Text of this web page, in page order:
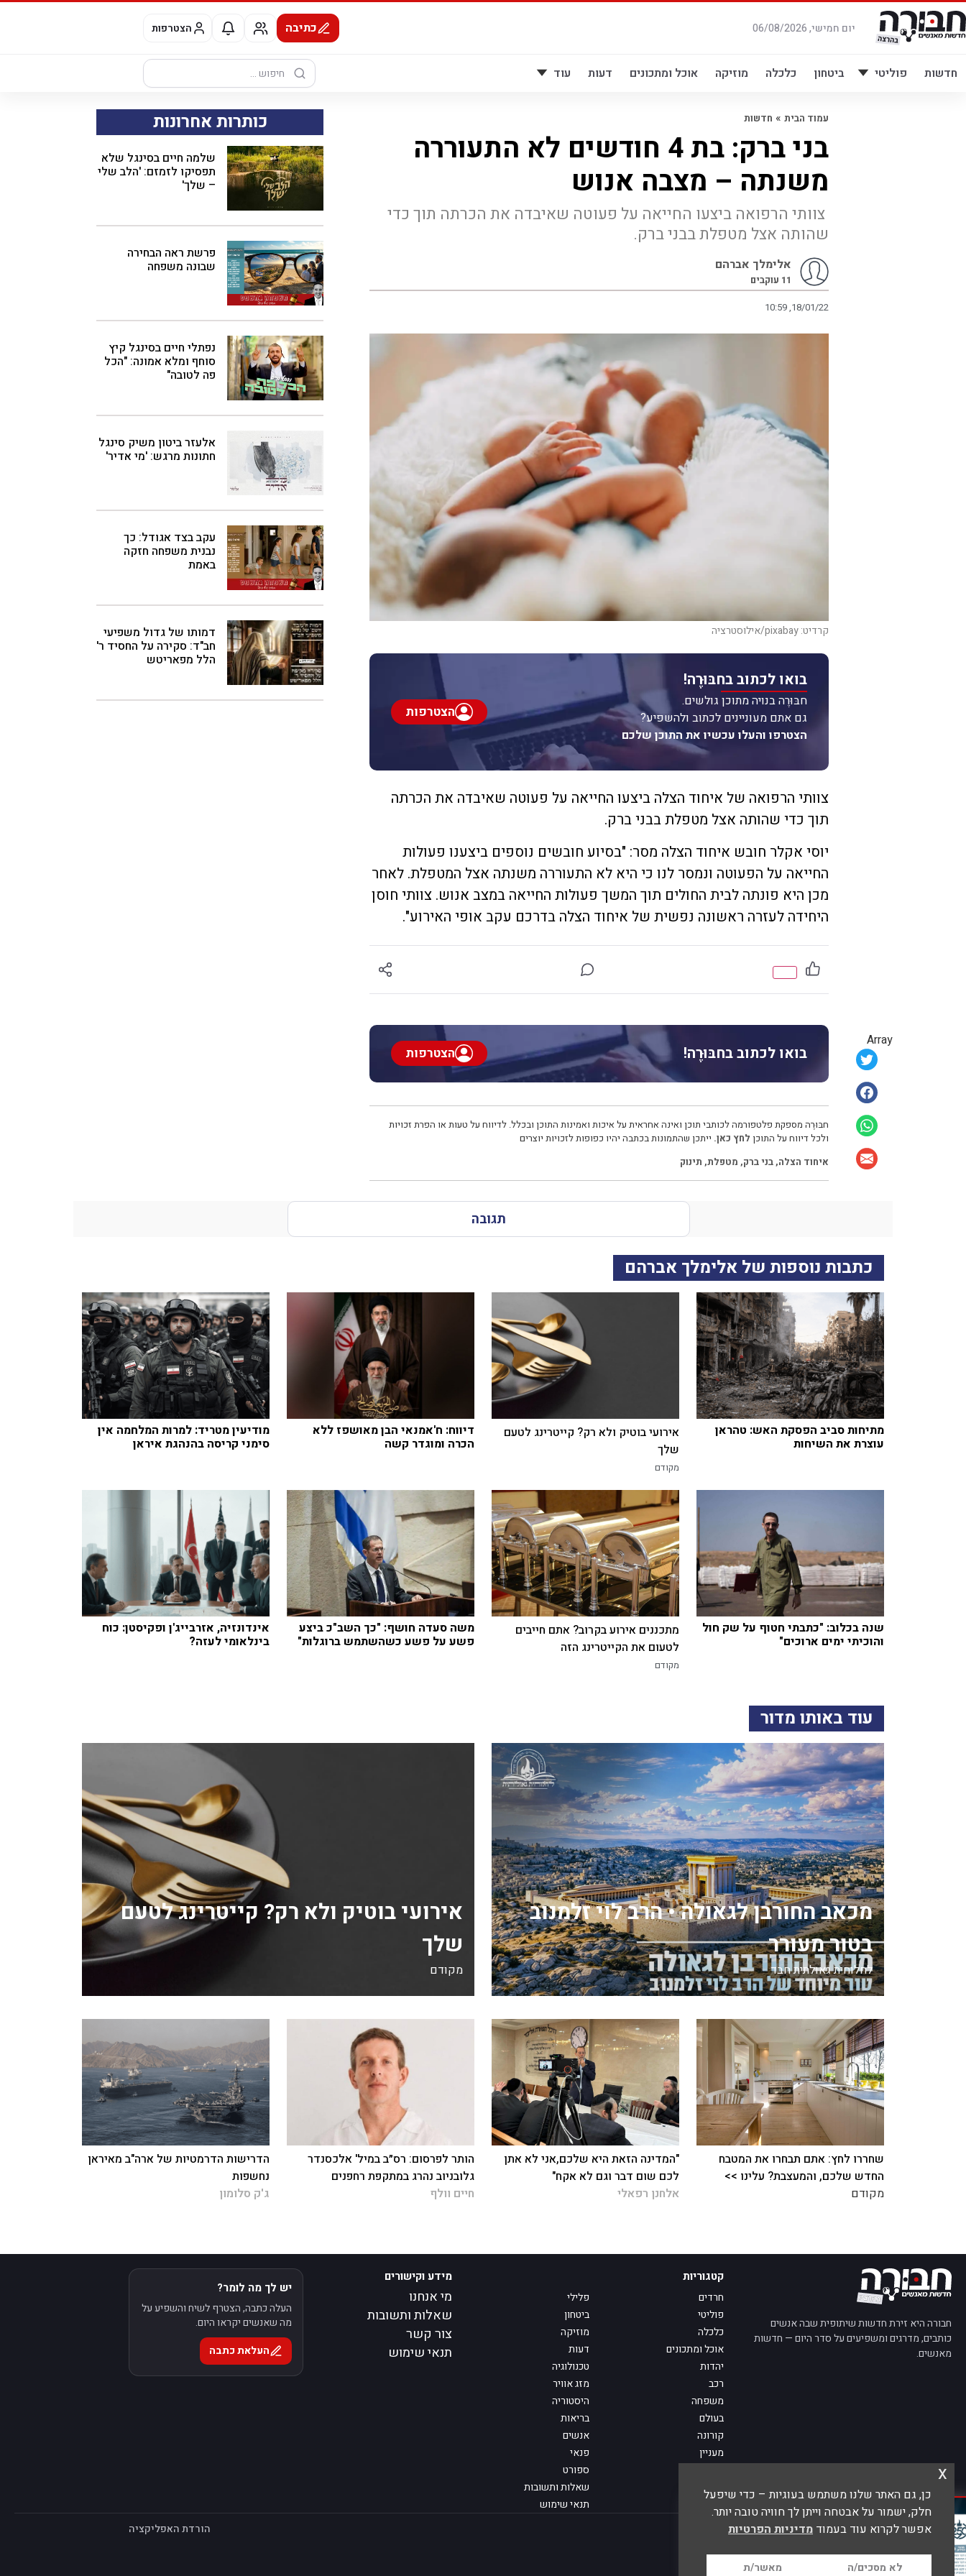
דלג
לתוכן
יום חמישי, 06/08/2026 כתיבה הצטרפות
חדשות פוליטי ביטחון כלכלה מוזיקה אוכל ומתכונים דעות עוד
חיפוש:
Array
עמוד הבית » חדשות
בני ברק: בת 4 חודשים לא התעוררה
משנתה – מצבה אנוש
צוותי הרפואה ביצעו החייאה על פעוטה שאיבדה את הכרתה תוך כדי
שהותה אצל מטפלת בבני ברק.
אלימלך אברהם
11 עוקבים
10:59 ,18/01/22
קרדיט: pixabay/אילוסטרציה
בואו לכתוב בחבּוּרֶה!
חבּוּרֶה בנויה מתוכן גולשים.
גם אתם מעוניינים לכתוב ולהשפיע?
הצטרפו והעלו עכשיו את התוכן שלכם
הצטרפות
צוותי הרפואה של איחוד הצלה ביצעו החייאה על פעוטה שאיבדה את הכרתה
תוך כדי שהותה אצל מטפלת בבני ברק.
יוסי אקלר חובש איחוד הצלה מסר: "בסיוע חובשים נוספים ביצענו פעולות
החייאה על הפעוטה ונמסר לנו כי היא לא התעוררה משנתה אצל המטפלת. לאחר
מכן היא פונתה לבית החולים תוך המשך פעולות החייאה במצב אנוש. צוותי חוסן
היחידה לעזרה ראשונה נפשית של איחוד הצלה בדרכם עקב אופי האירוע".
כן, גם האתר שלנו משתמש בעוגיות – כדי שיפעל
חלק, ישמור על אבטחה וייתן לך חוויה טובה יותר.
אפשר לקרוא עוד בעמוד מדיניות הפרטיות
לא מסכים/ה מאשר/ת
x
בואו לכתוב בחבּוּרֶה! הצטרפות
חבּוּרֶה מספקת פלטפורמה לכותבי תוכן ואינה אחראית על איכות ואמינות התוכן ובכלל. לדיווח על טעות או הפרת זכויות
ולכל דיווח על התוכן לחץ כאן. ייתכן שהתמונות בכתבה יהיו כפופות לזכויות יוצרים
איחוד הצלה,בני ברק, מטפלת, תינוק
כותרות אחרונות
שלמה חיים בסינגל שלא
תפסיקו לזמזם: 'הלב שלי
– שלך'
פרשת ראה הבחירה
שבונה משפחה
נפתלי חיים בסינגל קיץ
סוחף ומלא אמונה: "הכל
פה לטובה"
אלעזר ביטון משיק סינגל
חתונות מרגש: 'מי אדיר'
עקב בצד אגודל: כך
נבנית משפחה חזקה
באמת
דמותו של גדול משפיעי
חב"ד: סקירה על החסיד ר'
הלל מפאריטש
תגובה
כתבות נוספות של אלימלך אברהם
מתיחות סביב הפסקת האש: טהראן
עוצרת את השיחות
אירועי בוטיק ולא רק? קייטרינג לטעם
שלך
מקודם
דיווח: ח'אמנאי הבן מאושפז ללא
הכרה ומוגדר קשה
מודיעין מטריד: למרות המלחמה אין
סימני קריסה בהנהגת איראן
שנה בכלוב: "כתבתי חטוף על שק חול
והוכיתי ימים ארוכים"
מתכננים אירוע בקרוב? אתם חייבים
לטעום את הקייטרינג הזה
מקודם
משה סעדה חושף: "כך השב"כ ביצע
פשע על פשע כשהשתמש ברוגלות"
אינדונזיה, אזרבייג'ן ופקיסטן: כוח
בינלאומי לעזה?
עוד באותו מדור
מכאב החורבן לגאולה • הרב לוי זלמנוב
בטור מעורר
לחלוחית גאולתית חבד
אירועי בוטיק ולא רק? קייטרינג לטעם
שלך
מקודם
שחררו לחץ: אתם תבחרו את המטבח
החדש שלכם, והמעצבת? עלינו >>
מקודם
"המדינה הזאת היא שלכם,אני לא אתן
לכם שום דבר וגם לא אקח"
אלחנן רפאלי
הותר לפרסום: רס״ב במיל' אלכסנדר
גלובניוב נהרג במתקפת רחפנים
חיים וולף
הדרישות הדרמטיות של ארה"ב מאיראן
נחשפות
ג'ק סלומון
חבורה היא זירת חדשות שיתופית שבה אנשים
כותבים, מדרגים ומשפיעים על סדר היום — חדשות
מאנשים.
קטגוריות
חרדים
פלילי
פוליטי
ביטחון
כלכלה
מוזיקה
אוכל ומתכונים
דעות
יהדות
טכנולוגיה
רכב
מזג אוויר
משפחה
היסטוריה
בעולם
בריאות
קורונה
אנשים
מעניין
פנאי
ספורט
מי אנחנו
שאלות ותשובות
תנאי שימוש
מידע וקישורים
מי אנחנו
שאלות ותשובות
צור קשר
תנאי שימוש
יש לך מה לומר?
העלה כתבה, הצטרף לשיח והשפיע על
מה שאנשים יקראו היום.
העלאת כתבה
הורדת האפליקציה
נבחרת להשפיעעל כתבה שנשלחה
מגולש.דרג האם לדעתךּהיא צריכה
לעלות לחבּוּרֶה?